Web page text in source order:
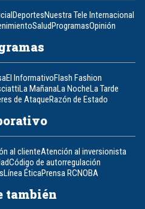
DeportesNuestra Tele Internacional
SaludProgramasOpinión
El InformativoFlash Fashion
La MañanaLa NocheLa Tarde
de AtaqueRazón de Estado
al clienteAtención al inversionista
Código de autorregulación
Línea ÉticaPrensa RCNOBA
también